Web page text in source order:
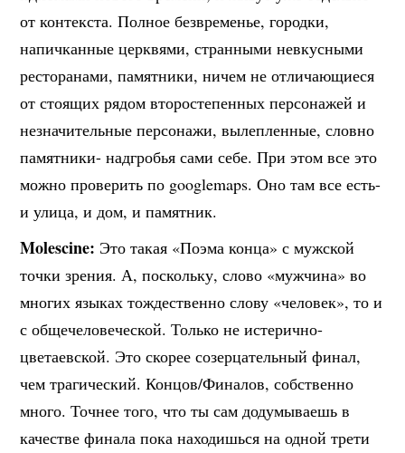
от контекста. Полное безвременье, городки,
напичканные церквями, странными невкусными
ресторанами, памятники, ничем не отличающиеся
от стоящих рядом второстепенных персонажей и
незначительные персонажи, вылепленные, словно
памятники- надгробья сами себе. При этом все это
можно проверить по googlemaps. Оно там все есть-
и улица, и дом, и памятник.
Molescine: Это такая «Поэма конца» с мужской
точки зрения. А, поскольку, слово «мужчина» во
многих языках тождественно слову «человек», то и
с общечеловеческой. Только не истерично-
цветаевской. Это скорее созерцательный финал,
чем трагический. Концов/Финалов, собственно
много. Точнее того, что ты сам додумываешь в
качестве финала пока находишься на одной трети